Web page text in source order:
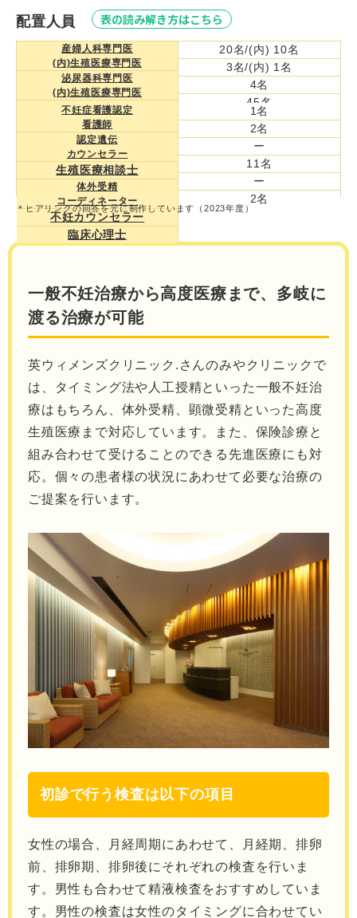
配置人員 表の読み解き方はこちら
産婦人科専門医
(内)生殖医療専門医
泌尿器科専門医
(内)生殖医療専門医
臨床遺伝専門医
胚培養士
管理胚培養士
看護師
20名/(内) 10名
3名/(内) 1名
4名
45名
1名
27名
不妊症看護認定
看護師
認定遺伝
カウンセラー
生殖医療相談士
体外受精
コーディネーター
不妊カウンセラー
臨床心理士
1名
2名
ー
11名
ー
2名
＊ヒアリングの回答を元に制作しています（2023年度）
一般不妊治療から高度医療まで、多岐に
渡る治療が可能
英ウィメンズクリニック.さんのみやクリニックで
は、タイミング法や人工授精といった一般不妊治
療はもちろん、体外受精、顕微受精といった高度
生殖医療まで対応しています。また、保険診療と
組み合わせて受けることのできる先進医療にも対
応。個々の患者様の状況にあわせて必要な治療の
ご提案を行います。
初診で行う検査は以下の項目
女性の場合、月経周期にあわせて、月経期、排卵
前、排卵期、排卵後にそれぞれの検査を行いま
す。男性も合わせて精液検査をおすすめしていま
す。男性の検査は女性のタイミングに合わせてい